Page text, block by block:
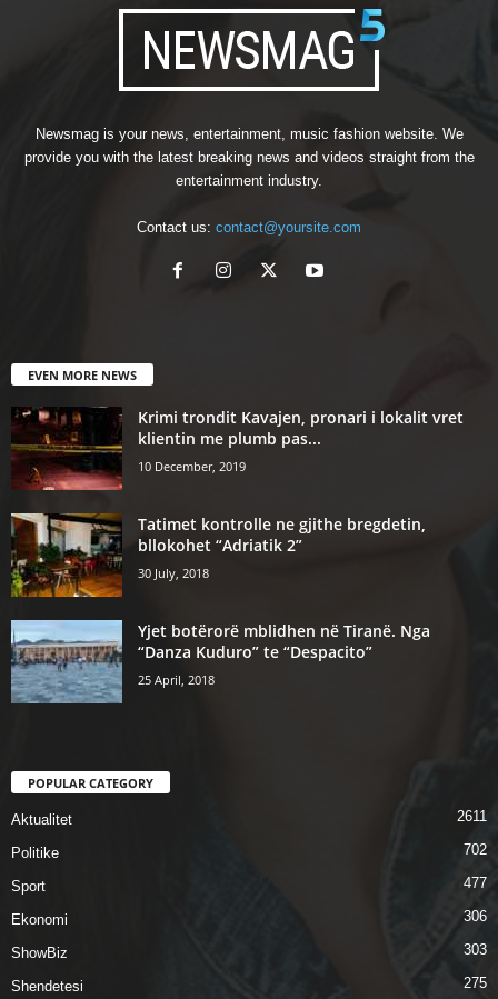
Newsmag is your news, entertainment, music fashion website. We
provide you with the latest breaking news and videos straight from the
entertainment industry.
Contact us: contact@yoursite.com
EVEN MORE NEWS
Krimi trondit Kavajen, pronari i lokalit vret
klientin me plumb pas...
10 December, 2019
Tatimet kontrolle ne gjithe bregdetin,
bllokohet “Adriatik 2”
30 July, 2018
Yjet botërorë mblidhen në Tiranë. Nga
“Danza Kuduro” te “Despacito”
25 April, 2018
POPULAR CATEGORY
Aktualitet 2611
Politike 702
Sport 477
Ekonomi 306
ShowBiz 303
Shendetesi 275